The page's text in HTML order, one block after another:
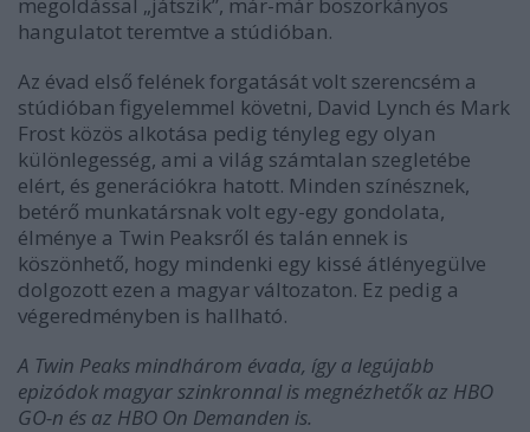
hangulatot teremtve a stúdióban.
Az évad első felének forgatását volt szerencsém a
stúdióban figyelemmel követni, David Lynch és Mark
Frost közös alkotása pedig tényleg egy olyan
különlegesség, ami a világ számtalan szegletébe
elért, és generációkra hatott. Minden színésznek,
betérő munkatársnak volt egy-egy gondolata,
élménye a Twin Peaksről és talán ennek is
köszönhető, hogy mindenki egy kissé átlényegülve
dolgozott ezen a magyar változaton. Ez pedig a
végeredményben is hallható.
A Twin Peaks mindhárom évada, így a legújabb
epizódok magyar szinkronnal is megnézhetők az HBO
GO-n és az HBO On Demanden is.